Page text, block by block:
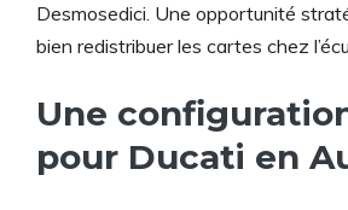
Desmosedici. Une opportunité
bien redistribuer les cartes chez
Une
pour Ducati en